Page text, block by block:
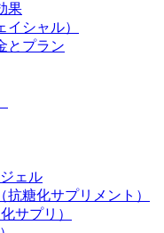
果
シャル）
とプラン
ェル
（抗糖化サプリメント）
サプリ）